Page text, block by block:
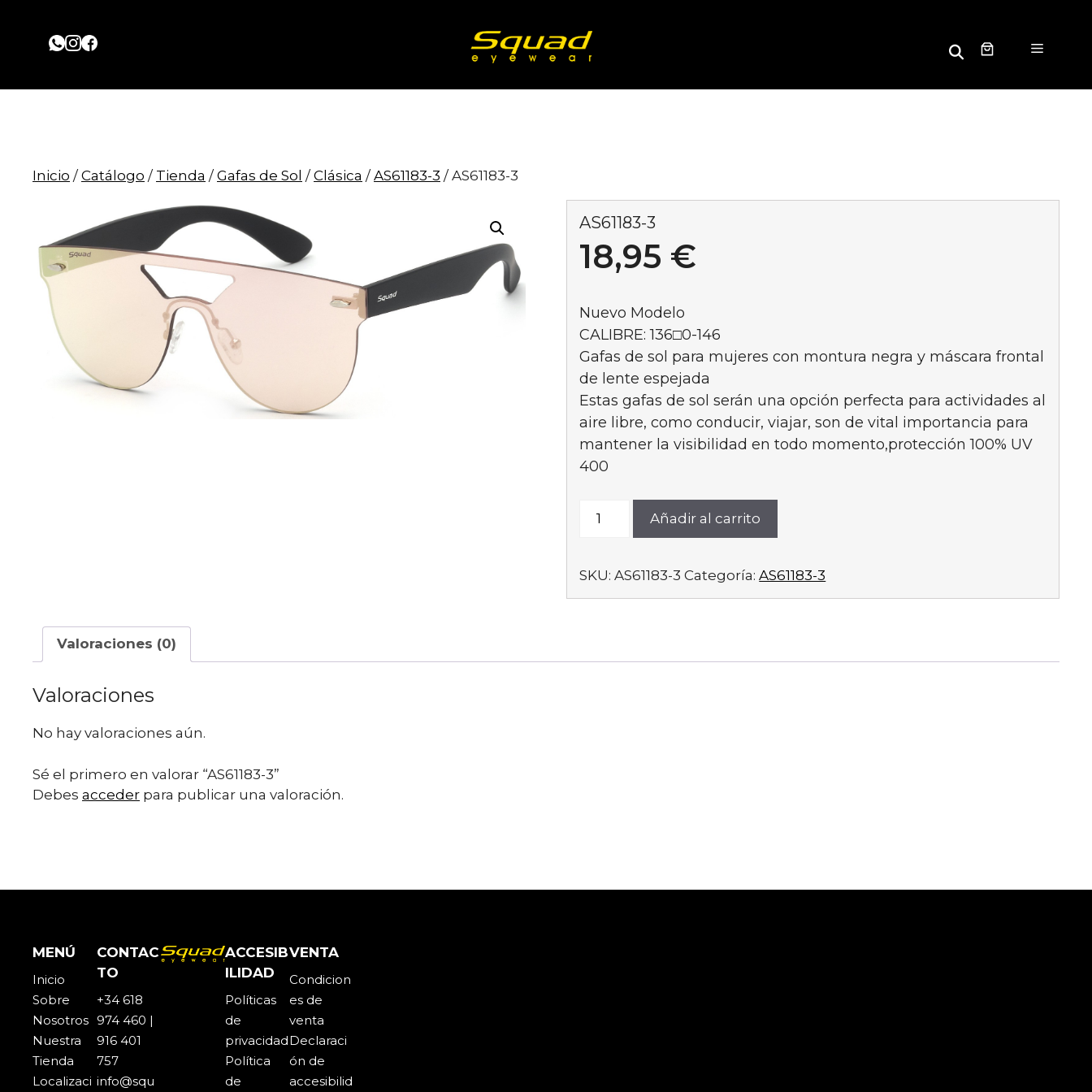
contenido
Menú
B
s
Inicio / Catálogo / Tienda / Gafas de Sol / Clásica / AS61183-3 / AS61183-3
AS61183-3
18,95 €
Nuevo Modelo
CALIBRE: 136□0-146
Gafas de sol para mujeres con montura negra y máscara frontal
de lente espejada
Estas gafas de sol serán una opción perfecta para actividades al
aire libre, como conducir, viajar, son de vital importancia para
mantener la visibilidad en todo momento,protección 100% UV
400
Añadir al carrito
SKU:AS61183-3 Categoría:AS61183-3
Valoraciones (0)
Valoraciones
No hay valoraciones aún.
Sé el primero en valorar “AS61183-3”
Debes acceder para publicar una valoración.
MENÚ
Inicio
Sobre
Nosotros
Nuestra
Tienda
Localizaci
CONTAC
TO
+34 618
974 460 |
916 401
757
info@squ
ACCESIB
ILIDAD
Políticas
de
privacidad
Política
de
VENTA
Condicion
es de
venta
Declaraci
ón de
accesibilid